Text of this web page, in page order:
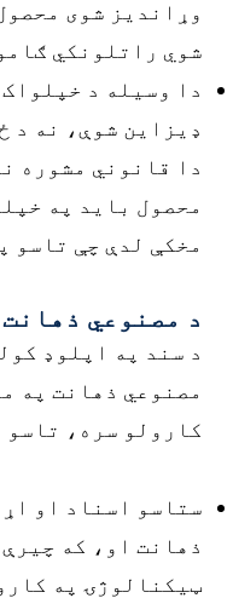
وړاندیز شوی
شوي راتلونکي
دا وسیله د
ډیزاین شوې، نه د
دا قانوني مشوره
محصول باید په
مخکې لدې چې تاسو
د مصنوعي
د سند په اپلوډ
مصنوعي ذهانت په
کارولو سره، تاسو
ستاسو اسناد او
ټیکنالوژۍ په